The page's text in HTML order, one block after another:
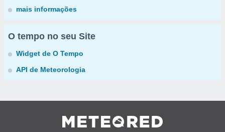
mais informações
O tempo no seu Site
Widget de O Tempo
API de Meteorologia